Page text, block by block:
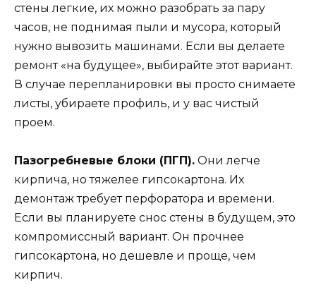
стены легкие, их можно разобрать за пару
часов, не поднимая пыли и мусора, который
нужно вывозить машинами. Если вы делаете
ремонт «на будущее», выбирайте этот вариант.
В случае перепланировки вы просто снимаете
листы, убираете профиль, и у вас чистый
проем.
Пазогребневые блоки (ПГП). Они легче
кирпича, но тяжелее гипсокартона. Их
демонтаж требует перфоратора и времени.
Если вы планируете снос стены в будущем, это
компромиссный вариант. Он прочнее
гипсокартона, но дешевле и проще, чем
кирпич.